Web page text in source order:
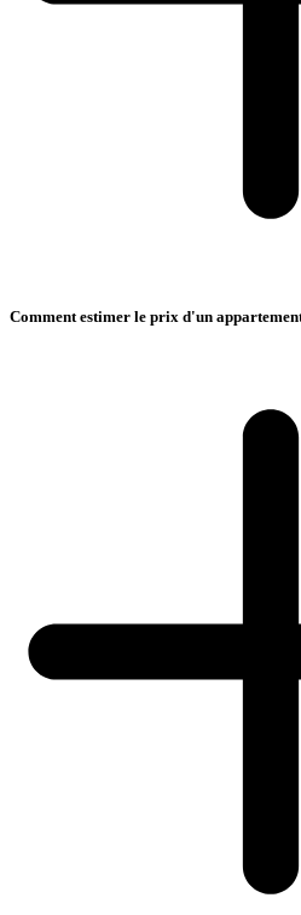
Comment estimer le prix d'un